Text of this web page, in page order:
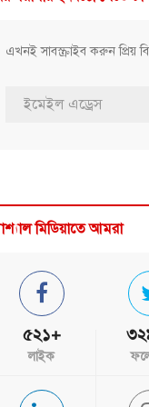
এখনই সাবস্ক্রাইব করুন প্রিয়
মিডিয়াতে আমরা
৫২১+
লাইক